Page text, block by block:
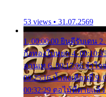
53 views • 31.07.2569
1. 00:00:00 ยินดีรับเดน
กิ่งทองใบหยก 4.
ลานเท 6. 00:17:06 จำใ
00:25:16 น้ำลงเดือนยี่ 9.
00:32:29 ตอไม้ที่ตายแล้ว